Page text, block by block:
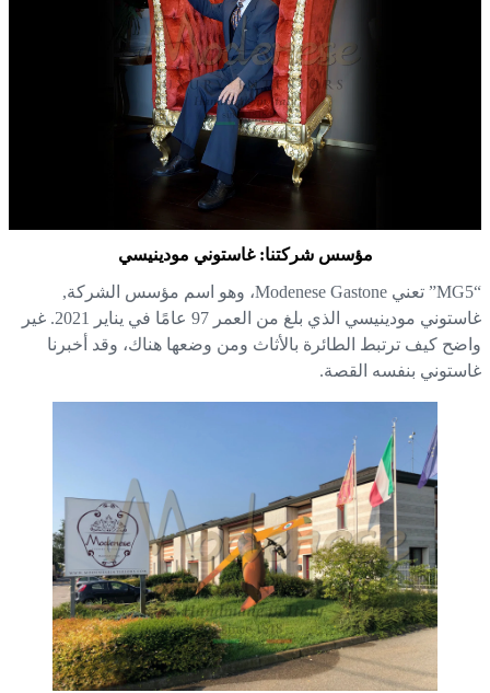
مؤسس شركتنا: غاستوني مودينيسي
“MG5” تعني Modenese Gastone، وهو اسم مؤسس الشركة,
غاستوني مودينيسي الذي بلغ من العمر 97 عامًا في يناير 2021. غير
كيف ترتبط الطائرة بالأثاث ومن وضعها هناك، وقد أخبرنا
بنفسه القصة.